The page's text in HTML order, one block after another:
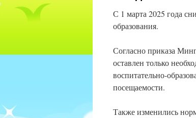
С 1 марта 2025 года
образования.
Согласно приказа
оставлен только
воспитательно-
посещаемости.
Также изменились